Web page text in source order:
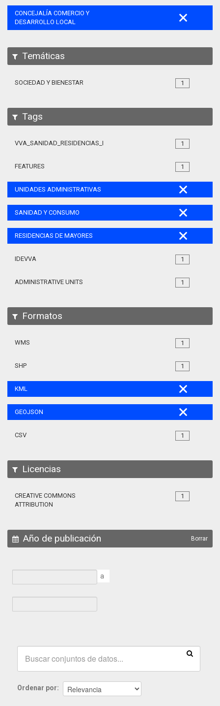
CONCEJALÍA COMERCIO Y
DESARROLLO LOCAL
Temáticas
1
SOCIEDAD Y BIENESTAR
Tags
1
VVA_SANIDAD_RESIDENCIAS_MAYORES_105
1
FEATURES
UNIDADES ADMINISTRATIVAS
SANIDAD Y CONSUMO
RESIDENCIAS DE MAYORES
1
IDEVVA
1
ADMINISTRATIVE UNITS
Formatos
1
WMS
1
SHP
KML
GEOJSON
1
CSV
Licencias
1
CREATIVE COMMONS
ATTRIBUTION
Año de publicación Borrar
a
Ordenar por